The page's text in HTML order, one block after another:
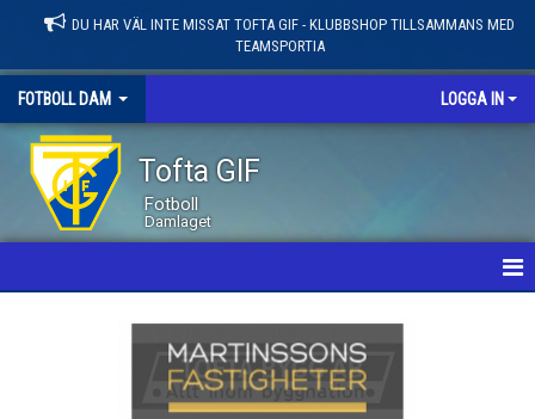
DU HAR VÄL INTE MISSAT TOFTA GIF - KLUBBSHOP TILLSAMMANS MED
TEAMSPORTIA
FOTBOLL DAM LOGGA IN
Tofta GIF
Fotboll
Damlaget